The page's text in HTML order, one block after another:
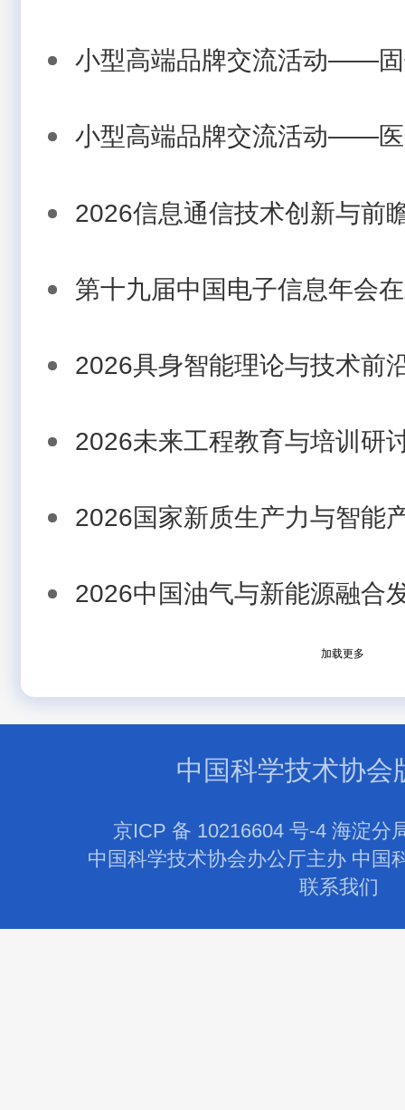
小型高端品牌交流活动——
小型高端品牌交流活动——
2026信息通信技术创新与前
第十九届中国电子信息年会
2026具身智能理论与技术前
2026未来工程教育与培训研
2026国家新质生产力与智能
2026中国油气与新能源融合
加载更多
中国科学技术协会
京ICP 备 10216604 号-4 海淀分
中国科学技术协会办公厅主办 中国
联系我们